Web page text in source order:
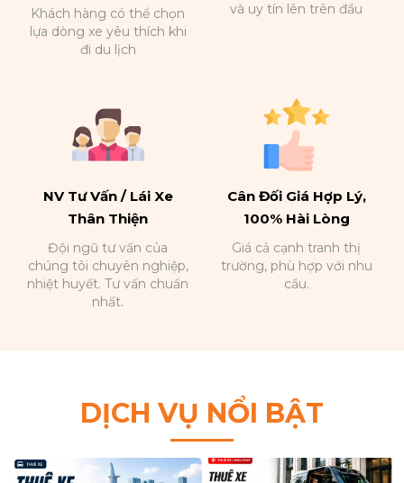
Khách hàng có thể chọn
lựa dòng xe yêu thích khi
đi du lịch
và uy tín lên trên đầu
NV Tư Vấn / Lái Xe
Thân Thiện
Đội ngũ tư vấn của
chúng tôi chuyên nghiệp,
nhiệt huyết. Tư vấn chuẩn
nhất.
Cân Đối Giá Hợp Lý,
100% Hài Lòng
Giá cả cạnh tranh thị
trường, phù hợp với nhu
cầu.
DỊCH VỤ NỔI BẬT